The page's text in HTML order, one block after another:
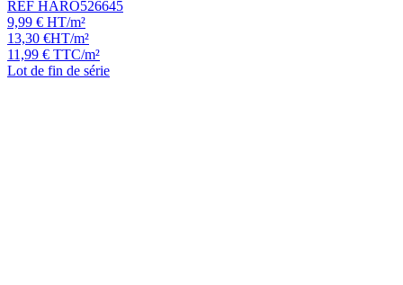
REF HARO526645
9,99 € HT/m²
13,30 €HT/m²
11,99 € TTC/m²
Lot de fin de série